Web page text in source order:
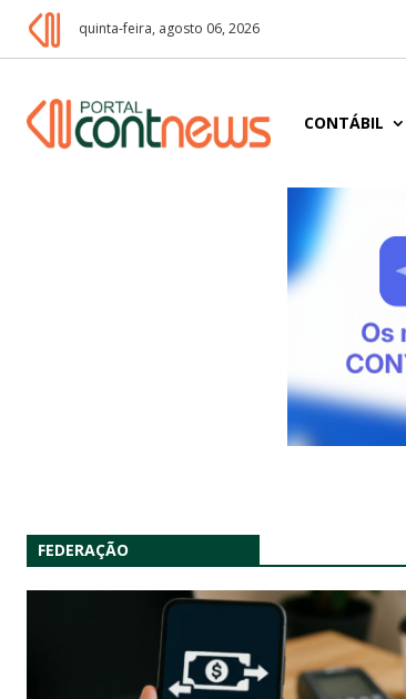
quinta-feira, agosto 06, 2026
CONTÁBIL
FEDERAÇÃO